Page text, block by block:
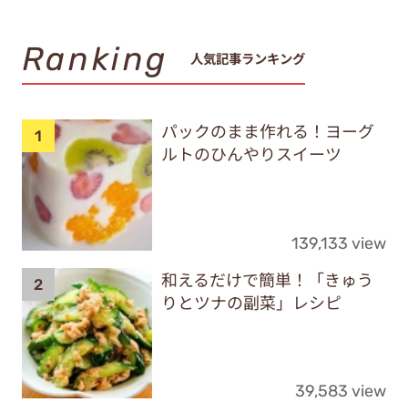
Ranking 人気記事ランキング
パックのまま作れる！ヨーグ
ルトのひんやりスイーツ
139,133 view
和えるだけで簡単！「きゅう
りとツナの副菜」レシピ
39,583 view